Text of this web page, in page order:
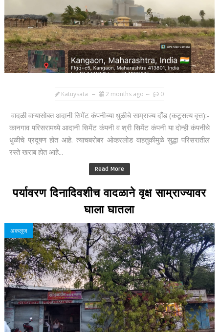
Katuysata 2 months ago 0
वादळी वाऱ्यासोबत अदानी सिमेंट कंपनीच्या धुळीचे साम्राज्य दौंड (कटूसत्य वृत्त):-
कानगाव परिसरामध्ये आदानी सिमेंट कंपनी व श्री सिमेंट कंपनी या दोन्ही कंपनीचे
धुळीचे प्रदूषण होत आहे. त्याचबरोबर ओव्हरलोड वाहतुकीमुळे सुद्धा परिसरातील
रस्ते खराब होत आहे...
Read More
पर्यावरण दिनादिवशीच वादळाने वृक्ष साम्राज्यावर
घाला घातला
अकलूज